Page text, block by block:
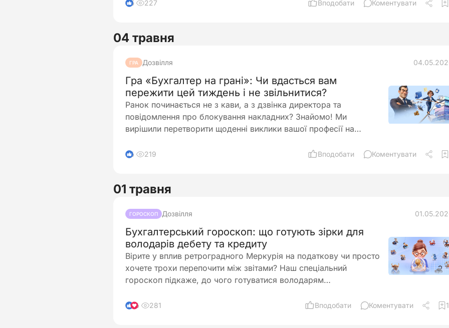
5 227 Вподобати Коментувати
04 травня
ГРА Дозвілля
Гра «Бухгалтер на грані»: Чи вдасться вам
пережити цей тиждень і не звільнитися?
Ранок починається не з кави, а з дзвінка директора та
повідомлення про блокування накладних? Знайомо! Ми
вирішили перетворити щоденні виклики вашої професії на…
6 219 Вподобати Коментувати
01 травня
ГОРОСКОП Дозвілля
Бухгалтерський гороскоп: що готують зірки для
володарів дебету та кредиту
Вірите у вплив ретроградного Меркурія на податкову чи просто
хочете трохи перепочити між звітами? Наш спеціальний
гороскоп підкаже, до чого готуватися володарям…
6 281 Вподобати Коментувати 1